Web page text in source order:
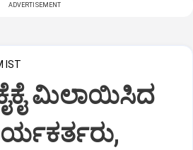
ADVERTISEMENT
IST
ಮಿಲಾಯಿಸಿದ